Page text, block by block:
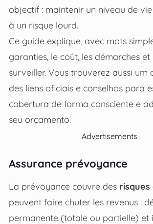
objectif : maintenir un niveau de
à un risque lourd.
Ce guide explique, avec mots
garanties, le coût, les démarches et
surveiller. Vous trouverez aussi um
des liens oficiais e conselhos para
cobertura de forma consciente e
seu orçamento.
Advertisements
Assurance prévoyance
La prévoyance couvre des risques
peuvent faire chuter les revenus :
permanente (totale ou partielle) et